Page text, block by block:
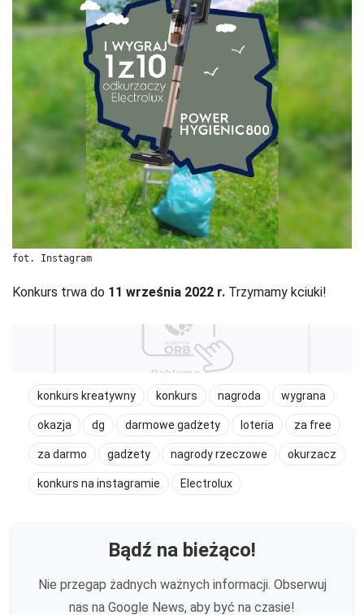
fot. Instagram
Konkurs trwa do 11 września 2022 r. Trzymamy kciuki!
konkurs kreatywny konkurs nagroda wygrana
okazja dg darmowe gadżety loteria za free
za darmo gadżety nagrody rzeczowe okurzacz
konkurs na instagramie Electrolux
Bądź na bieżąco!
Nie przegap żadnych ważnych informacji. Obserwuj
nas na Google News, aby być na czasie!